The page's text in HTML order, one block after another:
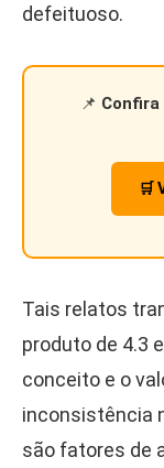
defeituoso.
📌
🛒
Tais relatos
produto de 4.3
conceito e o
inconsistência
são fatores de